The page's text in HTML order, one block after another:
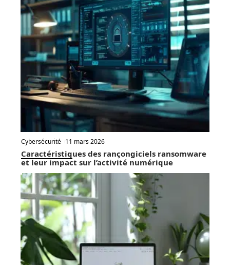
Cybersécurité 11 mars 2026
Caractéristiques des rançongiciels ransomware
et leur impact sur l’activité numérique